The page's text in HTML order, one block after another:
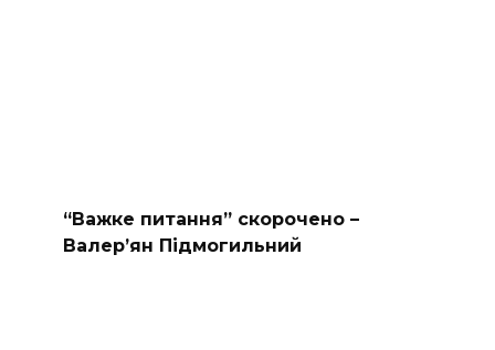
“Важке питання” скорочено –
Валер’ян Підмогильний